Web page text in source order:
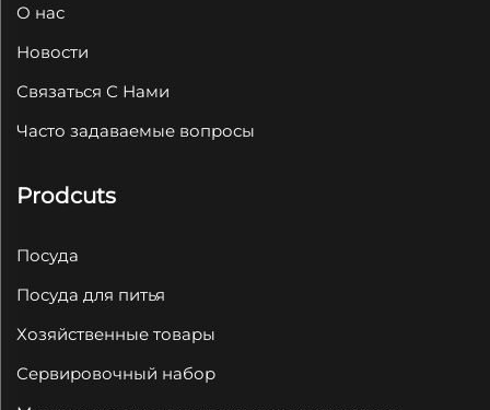
О нас
Новости
Связаться С Нами
Часто задаваемые вопросы
Prodcuts
Посуда
Посуда для питья
Хозяйственные товары
Сервировочный набор